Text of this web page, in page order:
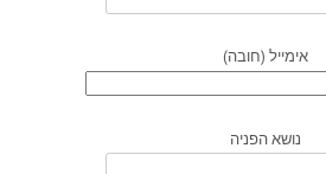
אימייל (חובה)
נושא הפניה